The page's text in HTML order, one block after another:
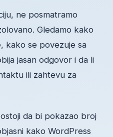
ne posmatramo
Gledamo kako
kako se povezuje sa
jasan odgovor i da li
ili zahtevu za
da bi pokazao broj
kako WordPress